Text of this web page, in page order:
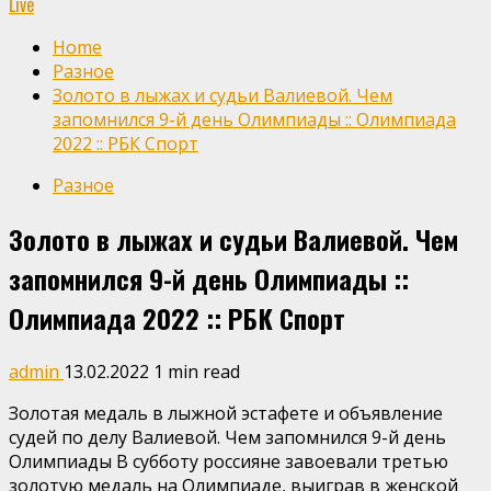
Home
Разное
Золото в лыжах и судьи Валиевой. Чем
запомнился 9-й день Олимпиады :: Олимпиада
2022 :: РБК Спорт
Разное
Золото в лыжах и судьи Валиевой. Чем
запомнился 9-й день Олимпиады ::
Олимпиада 2022 :: РБК Спорт
admin 13.02.2022 1 min read
Золотая медаль в лыжной эстафете и объявление
судей по делу Валиевой. Чем запомнился 9-й день
Олимпиады В субботу россияне завоевали третью
золотую медаль на Олимпиаде, выиграв в женской